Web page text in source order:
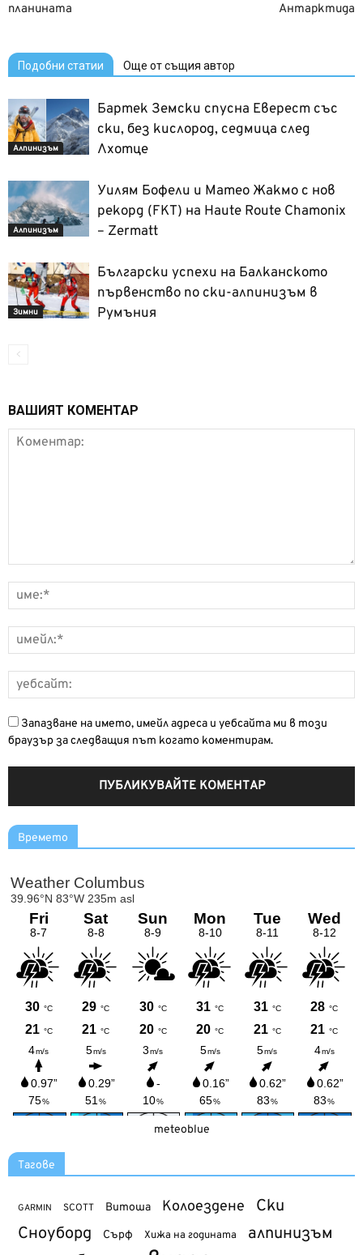
планината
Антарктида
Подобни статии Още от същия автор
Алпинизъм
Бартек Земски спусна Еверест със
ски, без кислород, седмица след
Лхотце
Алпинизъм
Уилям Бофели и Матео Жакмо с нов
рекорд (FKT) на Haute Route Chamonix
– Zermatt
Зимни
Български успехи на Балканското
първенство по ски-алпинизъм в
Румъния
ВАШИЯТ КОМЕНТАР
Запазване на името, имейл адреса и уебсайта ми в този
браузър за следващия път когато коментирам.
Времето
meteoblue
Тагове
GARMIN SCOTT Витоша Колоездене Ски
Сноуборд Сърф Хижа на годината алпинизъм